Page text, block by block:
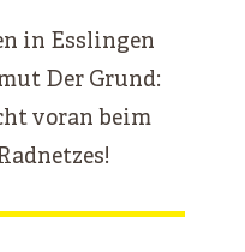
in Esslingen
Der Grund:
voran beim